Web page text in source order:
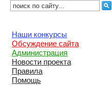
Наши конкурсы
Обсуждение сайта
Администрация
Новости проекта
Правила
Помощь